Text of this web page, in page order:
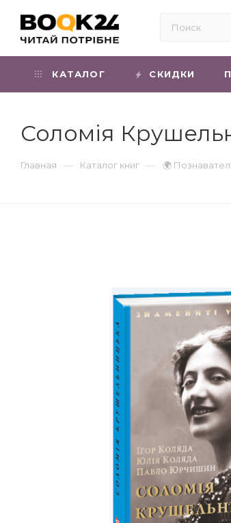
КАТАЛОГ СКИДКИ
Соломія
Главная — Каталог книг — 🌍